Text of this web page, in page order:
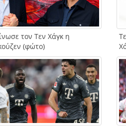
τον Τεν Χάγκ η
(φώτο)